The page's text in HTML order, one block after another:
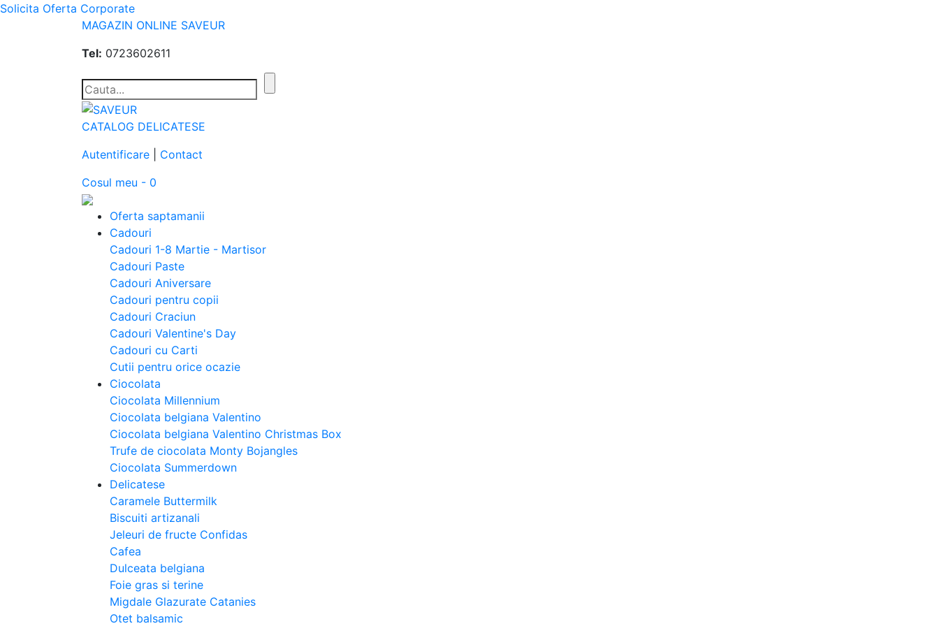
Solicita Oferta Corporate
MAGAZIN ONLINE SAVEUR
Tel: 0723602611
CATALOG DELICATESE
Autentificare
Contact
Cosul meu - 0
Oferta saptamanii
Cadouri
Cadouri 1-8 Martie - Martisor
Cadouri Paste
Cadouri Aniversare
Cadouri pentru copii
Cadouri Craciun
Cadouri Valentine's Day
Cadouri cu Carti
Cutii pentru orice ocazie
Ciocolata
Ciocolata Millennium
Ciocolata belgiana Valentino
Ciocolata belgiana Valentino Christmas Box
Trufe de ciocolata Monty Bojangles
Ciocolata Summerdown
Delicatese
Caramele Buttermilk
Biscuiti artizanali
Jeleuri de fructe Confidas
Cafea
Dulceata belgiana
Foie gras si terine
Migdale Glazurate Catanies
Otet balsamic